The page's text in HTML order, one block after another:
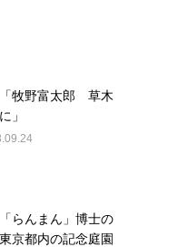
牧野富太郎 草木
」
らんまん」博士の
京都内の記念庭園